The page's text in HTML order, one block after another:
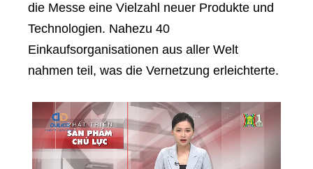
die Messe eine Vielzahl neuer Produkte und
Technologien. Nahezu 40
Einkaufsorganisationen aus aller Welt
nahmen teil, was die Vernetzung erleichterte.